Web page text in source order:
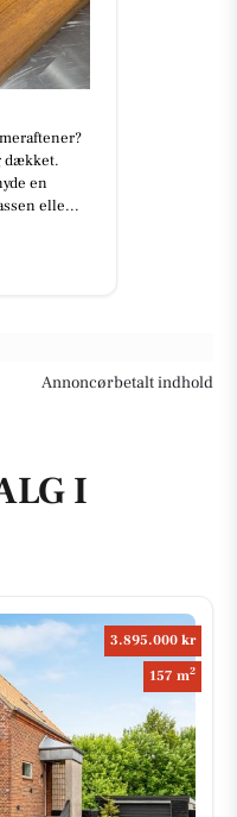
dækket.
en
elle...
Annoncørbetalt indhold
I
3.895.000 kr
157 m2